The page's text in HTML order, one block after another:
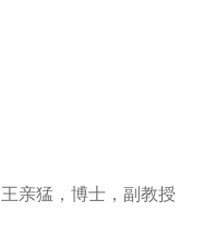
王亲猛，博士，副教授